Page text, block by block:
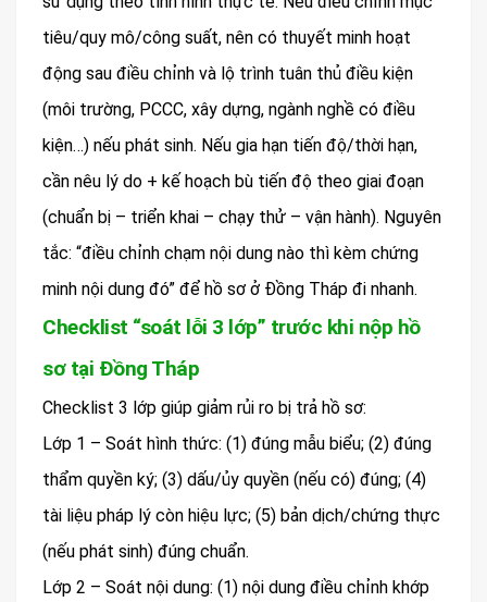
tiêu/quy mô/công suất, nên có thuyết minh hoạt
động sau điều chỉnh và lộ trình tuân thủ điều kiện
(môi trường, PCCC, xây dựng, ngành nghề có điều
kiện…) nếu phát sinh. Nếu gia hạn tiến độ/thời hạn,
cần nêu lý do + kế hoạch bù tiến độ theo giai đoạn
(chuẩn bị – triển khai – chạy thử – vận hành). Nguyên
tắc: “điều chỉnh chạm nội dung nào thì kèm chứng
minh nội dung đó” để hồ sơ ở Đồng Tháp đi nhanh.
Checklist “soát lỗi 3 lớp” trước khi nộp hồ
sơ tại Đồng Tháp
Checklist 3 lớp giúp giảm rủi ro bị trả hồ sơ:
Lớp 1 – Soát hình thức: (1) đúng mẫu biểu; (2) đúng
thẩm quyền ký; (3) dấu/ủy quyền (nếu có) đúng; (4)
tài liệu pháp lý còn hiệu lực; (5) bản dịch/chứng thực
(nếu phát sinh) đúng chuẩn.
Lớp 2 – Soát nội dung: (1) nội dung điều chỉnh khớp